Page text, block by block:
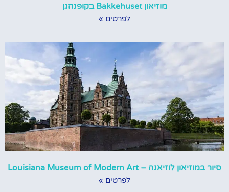
מוזיאון Bakkehuset בקופנהגן
לפרטים »
סיור במוזיאון לוזיאנה – Louisiana Museum of Modern Art
לפרטים »